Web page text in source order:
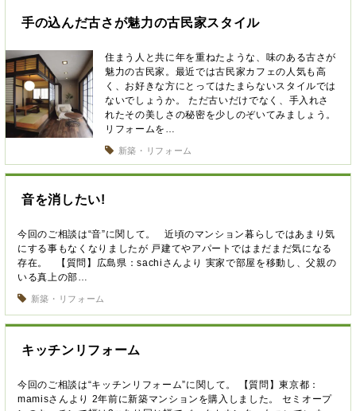
手の込んだ古さが魅力の古民家スタイル
住まう人と共に年を重ねたような、味のある古さが
魅力の古民家。最近では古民家カフェの人気も高
く、お好きな方にとってはたまらないスタイルでは
ないでしょうか。 ただ古いだけでなく、手入れさ
れたその美しさの秘密を少しのぞいてみましょう。
リフォームを…
新築・リフォーム
音を消したい!
今回のご相談は“音”に関して。 近頃のマンション暮らしではあまり気
にする事もなくなりましたが 戸建てやアパートではまだまだ気になる
存在。 【質問】広島県：sachiさんより 実家で部屋を移動し、父親の
いる真上の部…
新築・リフォーム
キッチンリフォーム
今回のご相談は“キッチンリフォーム”に関して。 【質問】東京都：
mamisさんより 2年前に新築マンションを購入しました。 セミオープ